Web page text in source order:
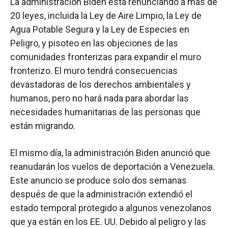
20 leyes, incluida la Ley de Aire Limpio, la Ley de
Agua Potable Segura y la Ley de Especies en
Peligro, y pisoteo en las objeciones de las
comunidades fronterizas para expandir el muro
fronterizo. El muro tendrá consecuencias
devastadoras de los derechos ambientales y
humanos, pero no hará nada para abordar las
necesidades humanitarias de las personas que
están migrando.
El mismo día, la administración Biden anunció que
reanudarán los vuelos de deportación a Venezuela.
Este anuncio se produce solo dos semanas
después de que la administración extendió el
estado temporal protegido a algunos venezolanos
que ya están en los EE. UU. Debido al peligro y las